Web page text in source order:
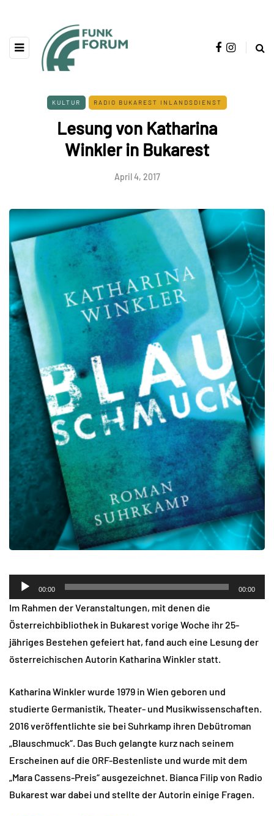
KULTUR RADIO BUKAREST INLANDSDIENST
Lesung von Katharina
Winkler in Bukarest
April 4, 2017
Audio-
Player
00:00 00:00
Im Rahmen der Veranstaltungen, mit denen die
Österreichbibliothek in Bukarest vorige Woche ihr 25-
jähriges Bestehen gefeiert hat, fand auch eine Lesung der
österreichischen Autorin Katharina Winkler statt.
Katharina Winkler wurde 1979 in Wien geboren und
studierte Germanistik, Theater- und Musikwissenschaften.
2016 veröffentlichte sie bei Suhrkamp ihren Debütroman
„Blauschmuck“. Das Buch gelangte kurz nach seinem
Erscheinen auf die ORF-Bestenliste und wurde mit dem
„Mara Cassens-Preis“ ausgezeichnet. Bianca Filip von Radio
Bukarest war dabei und stellte der Autorin einige Fragen.